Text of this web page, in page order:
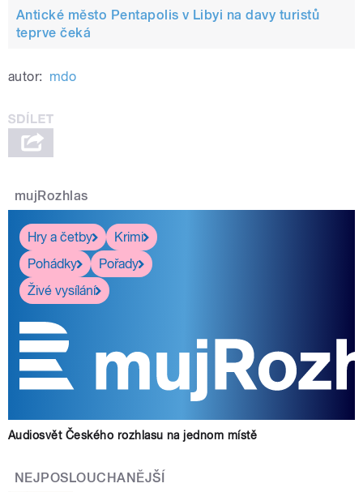
Antické město Pentapolis v Libyi na davy turistů
teprve čeká
autor: mdo
mujRozhlas
Hry a četby
Krimi
Pohádky
Pořady
Živé vysílání
Audiosvět Českého rozhlasu na jednom místě
NEJPOSLOUCHANĚJŠÍ